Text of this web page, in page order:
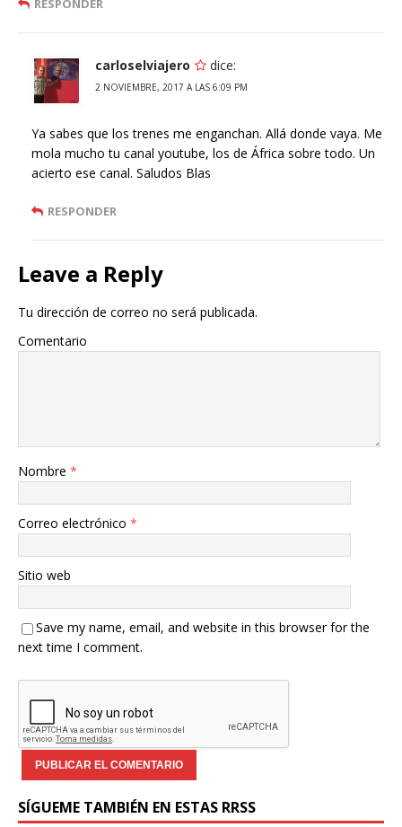
RESPONDER
carloselviajero dice:
2 NOVIEMBRE, 2017 A LAS 6:09 PM
Ya sabes que los trenes me enganchan. Allá donde vaya. Me
mola mucho tu canal youtube, los de África sobre todo. Un
acierto ese canal. Saludos Blas
RESPONDER
Leave a Reply
Tu dirección de correo no será publicada.
Comentario
Nombre *
Correo electrónico *
Sitio web
Save my name, email, and website in this browser for the
next time I comment.
SÍGUEME TAMBIÉN EN ESTAS RRSS